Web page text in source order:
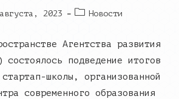
2023
PostНовости
Агентства развития
состоялось подведение итогов
школы, организованной
современного образования